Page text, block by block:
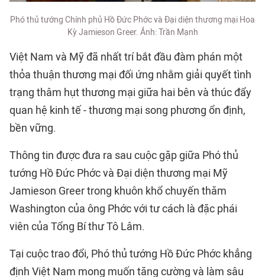
Phó thủ tướng Chính phủ Hồ Đức Phớc và Đại diện thương mại Hoa
Kỳ Jamieson Greer. Ảnh: Trần Mạnh
Việt Nam và Mỹ đã nhất trí bắt đầu đàm phán một
thỏa thuận thương mại đối ứng nhằm giải quyết tình
trạng thâm hụt thương mại giữa hai bên và thúc đẩy
quan hệ kinh tế - thương mại song phương ổn định,
bền vững.
Thông tin được đưa ra sau cuộc gặp giữa Phó thủ
tướng Hồ Đức Phớc và Đại diện thương mại Mỹ
Jamieson Greer trong khuôn khổ chuyến thăm
Washington của ông Phớc với tư cách là đặc phái
viên của Tổng Bí thư Tô Lâm.
Tại cuộc trao đổi, Phó thủ tướng Hồ Đức Phớc khẳng
định Việt Nam mong muốn tăng cường và làm sâu